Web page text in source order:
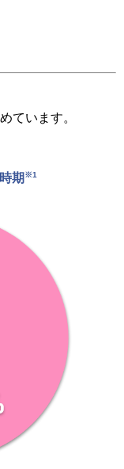
ています。
期 ※1